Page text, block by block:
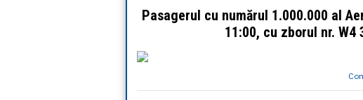
Pasagerul cu numărul 1.000.000 al
11:00, cu zborul nr.